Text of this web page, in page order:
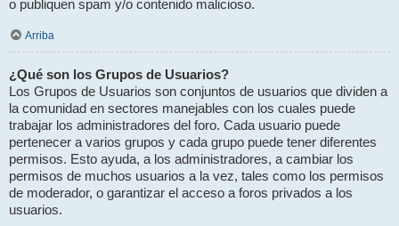
o publiquen spam y/o contenido malicioso.
Arriba
¿Qué son los Grupos de Usuarios?
Los Grupos de Usuarios son conjuntos de usuarios que dividen a
la comunidad en sectores manejables con los cuales puede
trabajar los administradores del foro. Cada usuario puede
pertenecer a varios grupos y cada grupo puede tener diferentes
permisos. Esto ayuda, a los administradores, a cambiar los
permisos de muchos usuarios a la vez, tales como los permisos
de moderador, o garantizar el acceso a foros privados a los
usuarios.